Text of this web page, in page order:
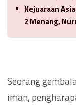
Kejuaraan
2 Menang,
Seorang
iman,